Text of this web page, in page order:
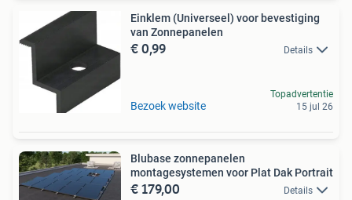
Einklem (Universeel) voor bevestiging
van Zonnepanelen
€ 0,99 Details
Bezoek website
Topadvertentie
15 jul 26
Blubase zonnepanelen
montagesystemen voor Plat Dak Portrait
€ 179,00 Details